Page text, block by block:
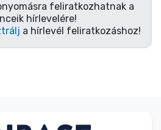
feliratkozhatnak a
hírlevelére!
a hírlevél feliratkozáshoz!